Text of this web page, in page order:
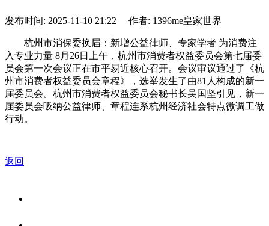
发布时间: 2025-11-10 21:22 作者: 1396me皇家世界
杭州市消保委换届：新增公益律师、专家学者 为消费注
入专业力量 8月26日上午，杭州市消费者权益委员会第七届委
员会第一次会议正在市平易近核心召开。会议审议通过了《杭
州市消费者权益委员会章程》，选举发生了由81人构成的新一
届委员会。杭州市消费者权益委员会秘书长吴国坚引见，新一
届委员会吸纳公益律师、章程连系杭州经济社会特点微调工做
行动。
返回